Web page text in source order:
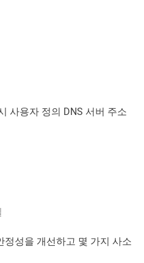
사용자 정의 DNS 서버 주소
성을 개선하고 몇 가지 사소